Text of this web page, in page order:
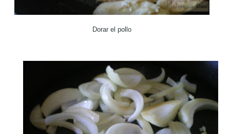
Dorar el pollo